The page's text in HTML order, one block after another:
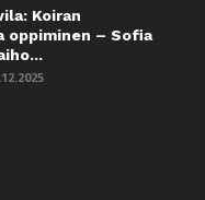
Koiran
oppiminen – Sofia